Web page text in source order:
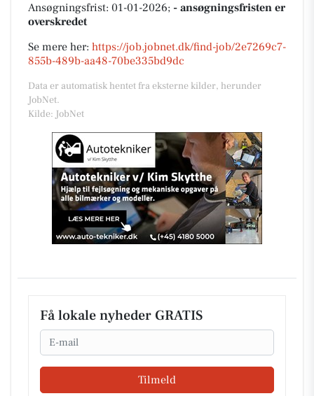
Ansøgningsfrist: 01-01-2026; - ansøgningsfristen er
overskredet
Se mere her: https://job.jobnet.dk/find-job/2e7269c7-
855b-489b-aa48-70be335bd9dc
Data er automatisk hentet fra eksterne kilder, herunder
JobNet.
Kilde: JobNet
Få lokale nyheder GRATIS
Email
Tilmeld